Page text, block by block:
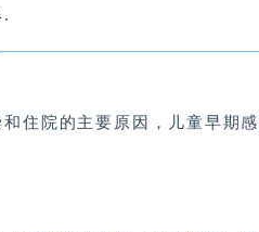
住院的主要原因，儿童早期